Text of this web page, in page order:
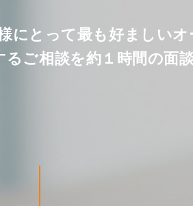
とって最も好ましいオ
ご相談を約１時間の面